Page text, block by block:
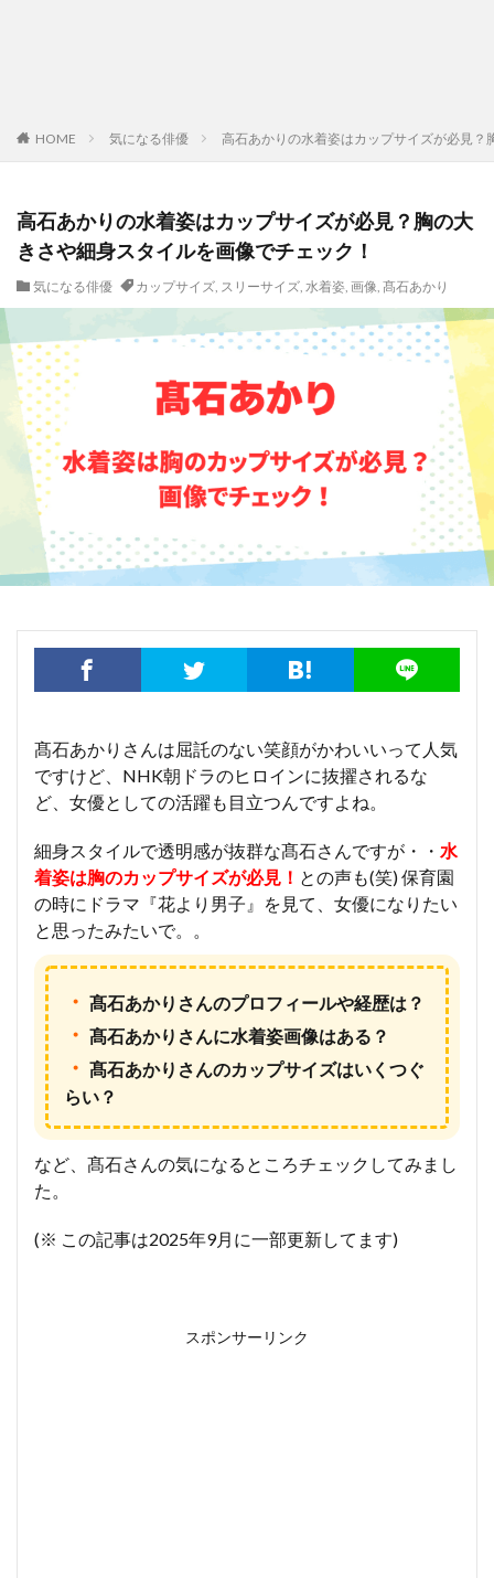
HOME 気になる俳優 高石あかりの水着姿はカップサイズが必見
高石あかりの水着姿はカップサイズが必見？胸の大
きさや細身スタイルを画像でチェック！
気になる俳優 カップサイズ, スリーサイズ, 水着姿, 画像, 髙石あかり
髙石あかりさんは屈託のない笑顔がかわいいって人気
ですけど、NHK朝ドラのヒロインに抜擢されるな
ど、女優としての活躍も目立つんですよね。
細身スタイルで透明感が抜群な髙石さんですが・・ 水
着姿は胸のカップサイズが必見！ との声も(笑) 保育園
の時にドラマ『花より男子』を見て、女優になりたい
と思ったみたいで。。
・ 髙石あかりさんのプロフィールや経歴は？
・ 髙石あかりさんに水着姿画像はある？
・ 髙石あかりさんのカップサイズはいくつぐ
らい？
など、髙石さんの気になるところチェックしてみまし
た。
(※ この記事は2025年9月に一部更新してます)
スポンサーリンク